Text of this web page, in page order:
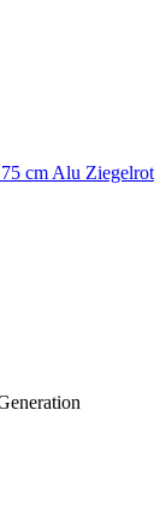
cm Alu Ziegelrot